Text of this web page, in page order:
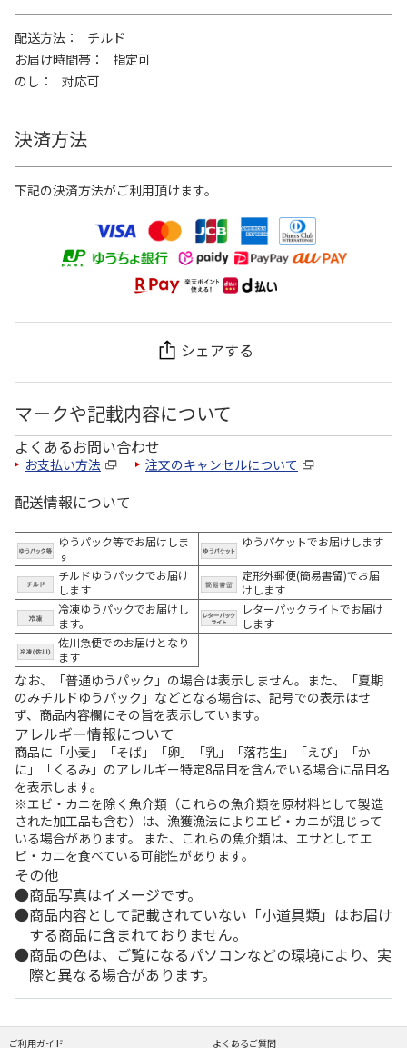
配送方法
チルド
お届け時間帯
指定可
のし
対応可
決済方法
下記の決済方法がご利用頂けます。
シェアする
マークや記載内容について
よくあるお問い合わせ
お支払い方法 注文のキャンセルについて
配送情報について
ゆうパック等でお届けしま
す
ゆうパケットでお届けします
チルドゆうパックでお届け
します
定形外郵便(簡易書留)でお届
けします
冷凍ゆうパックでお届けし
ます。
レターパックライトでお届け
します
佐川急便でのお届けとなり
ます
なお、「普通ゆうパック」の場合は表示しません。また、「夏期
のみチルドゆうパック」などとなる場合は、記号での表示はせ
ず、商品内容欄にその旨を表示しています。
アレルギー情報について
商品に「小麦」「そば」「卵」「乳」「落花生」「えび」「か
に」「くるみ」のアレルギー特定8品目を含んでいる場合に品目名
を表示します。
※エビ・カニを除く魚介類（これらの魚介類を原材料として製造
された加工品も含む）は、漁獲漁法によりエビ・カニが混じって
いる場合があります。 また、これらの魚介類は、エサとしてエ
ビ・カニを食べている可能性があります。
その他
商品写真はイメージです。
商品内容として記載されていない「小道具類」はお届け
する商品に含まれておりません。
商品の色は、ご覧になるパソコンなどの環境により、実
際と異なる場合があります。
ご利用ガイド よくあるご質問